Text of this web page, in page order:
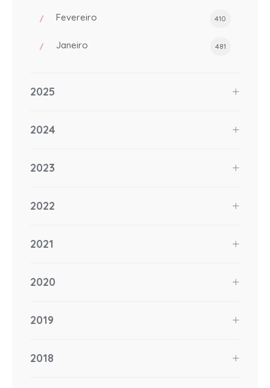
Fevereiro 410
Janeiro 481
2025
2024
2023
2022
2021
2020
2019
2018